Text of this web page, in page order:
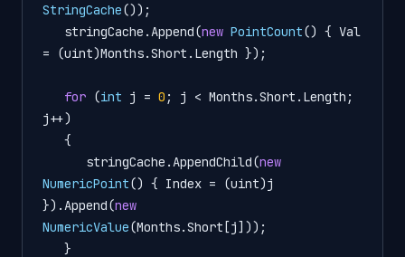
StringCache());
   stringCache.Append(
new PointCount() { Val
= (uint)Months.Short.Length });
for (int j = 0 ; j < Months.Short.Length;
j++)
      stringCache.AppendChild(
new
NumericPoint() { Index = (uint)j
}).Append(new
NumericValue(Months.Short[j]));